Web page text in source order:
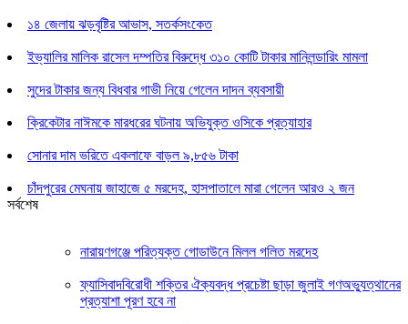
১৪ জেলায় ঝড়বৃষ্টির আভাস, সতর্কসংকেত
ইভ্যালির মালিক রাসেল দম্পতির বিরুদ্ধে ৩১০ কোটি টাকার মানিলন্ডারিং মামলা
সুদের টাকার জন্য বিধবার গাভী নিয়ে গেলেন দাদন ব্যবসায়ী
ক্রিকেটার নাঈমকে মারধরের ঘটনায় অভিযুক্ত ওসিকে প্রত্যাহার
সোনার দাম ভরিতে একলাফে বাড়ল ৯,৮৫৬ টাকা
চাঁদপুরের মেঘনায় জাহাজে ৫ মরদেহ, হাসপাতালে মারা গেলেন আরও ২ জন
সর্বশেষ
নারায়ণগঞ্জে পরিত্যক্ত গোডাউনে মিলল গলিত মরদেহ
ফ্যাসিবাদবিরোধী শক্তির ঐক্যবদ্ধ প্রচেষ্টা ছাড়া জুলাই গণঅভ্যুত্থানের
প্রত্যাশা পূরণ হবে না